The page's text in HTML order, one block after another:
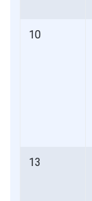
10
13